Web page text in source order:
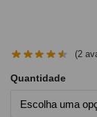
(2
Quantidade